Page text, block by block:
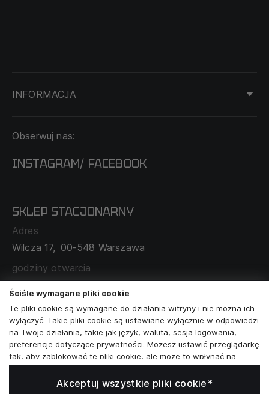
INFORMACJA
DOSTAWA I PŁATNOŚĆ
O NAS
MAPA SERWISU
ZAMÓWIENIA KORPORACYJNE
WSPÓŁPRACA Z PARTNERAMI
Obserwuj nas:
INSTAGRAM/ FACEBOOK
SKLEP STACJONARNY
Adres
Wilcza 17, 00-548 Warszawa
godziny otwarcia
poniedziałek - sobota: 11:00 - 19:00
Skontaktuj się z nami
+48573581161
info@reytel.pl
Ściśle wymagane pliki cookie
Te pliki cookie są wymagane do działania witryny i nie można ich
wyłączyć. Takie pliki cookie są ustawiane wyłącznie w odpowiedzi
na Twoje działania, takie jak język, waluta, sesja logowania,
preferencje dotyczące prywatności. Możesz ustawić przeglądarkę
tak, aby zablokować te pliki cookie, ale może to wpłynąć na
sposób działania naszej witryny.
Analizy i statystykiAkceptuj wszystkie pliki cookie*